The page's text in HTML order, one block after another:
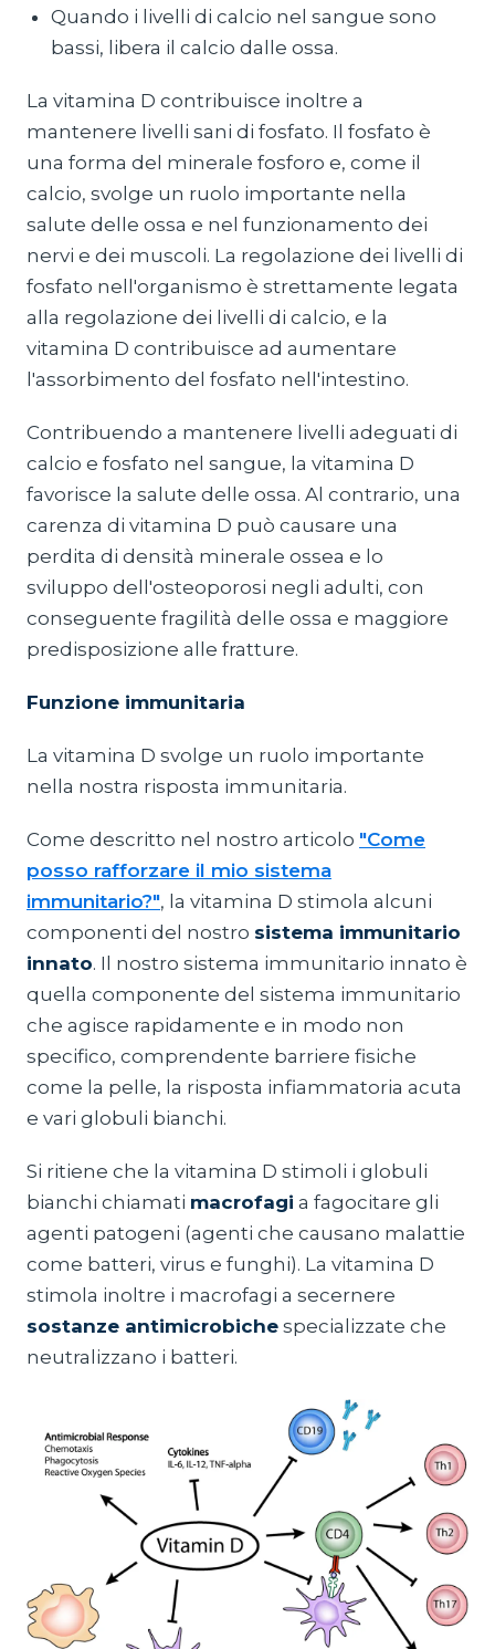
Quando i livelli di calcio nel sangue sono
bassi, libera il calcio dalle ossa.
La vitamina D contribuisce inoltre a
mantenere livelli sani di fosfato. Il fosfato è
una forma del minerale fosforo e, come il
calcio, svolge un ruolo importante nella
salute delle ossa e nel funzionamento dei
nervi e dei muscoli. La regolazione dei livelli di
fosfato nell'organismo è strettamente legata
alla regolazione dei livelli di calcio, e la
vitamina D contribuisce ad aumentare
l'assorbimento del fosfato nell'intestino.
Contribuendo a mantenere livelli adeguati di
calcio e fosfato nel sangue, la vitamina D
favorisce la salute delle ossa. Al contrario, una
carenza di vitamina D può causare una
perdita di densità minerale ossea e lo
sviluppo dell'osteoporosi negli adulti, con
conseguente fragilità delle ossa e maggiore
predisposizione alle fratture.
Funzione immunitaria
La vitamina D svolge un ruolo importante
nella nostra risposta immunitaria.
Come descritto nel nostro articolo "Come
posso rafforzare il mio sistema
immunitario?", la vitamina D stimola alcuni
componenti del nostro sistema immunitario
innato. Il nostro sistema immunitario innato è
quella componente del sistema immunitario
che agisce rapidamente e in modo non
specifico, comprendente barriere fisiche
come la pelle, la risposta infiammatoria acuta
e vari globuli bianchi.
Si ritiene che la vitamina D stimoli i globuli
bianchi chiamati macrofagi a fagocitare gli
agenti patogeni (agenti che causano malattie
come batteri, virus e funghi). La vitamina D
stimola inoltre i macrofagi a secernere
sostanze antimicrobiche specializzate che
neutralizzano i batteri.